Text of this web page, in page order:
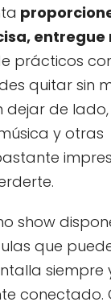
entregue
prácticos
quitar sin
dejar de
y otras
show
que
siempre
conectado.